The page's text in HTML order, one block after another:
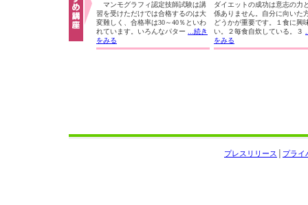
マンモグラフィ認定技師試験は講
習を受けただけでは合格するのは大
変難しく、合格率は30～40％といわ
れています。いろんなパター
...続き
をみる
ダイエットの成功は意志の力
係ありません。自分に向いた
どうかが重要です。１食に興
い。２毎食自炊している。３
をみる
プライ
プレスリリース